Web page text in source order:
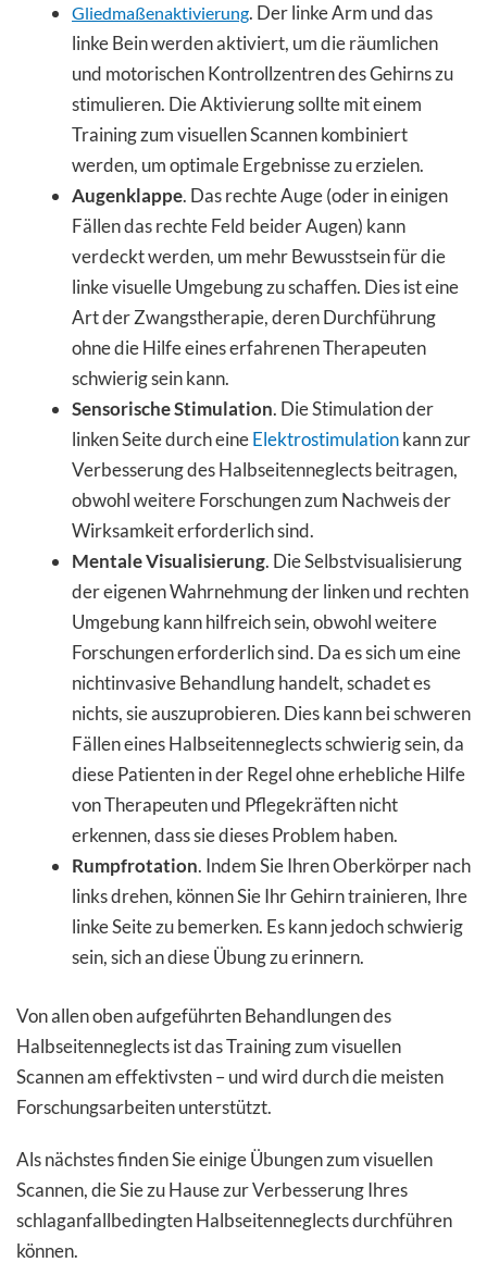
Gliedmaßenaktivierung. Der linke Arm und das
linke Bein werden aktiviert, um die räumlichen
und motorischen Kontrollzentren des Gehirns zu
stimulieren. Die Aktivierung sollte mit einem
Training zum visuellen Scannen kombiniert
werden, um optimale Ergebnisse zu erzielen.
Augenklappe. Das rechte Auge (oder in einigen
Fällen das rechte Feld beider Augen) kann
verdeckt werden, um mehr Bewusstsein für die
linke visuelle Umgebung zu schaffen. Dies ist eine
Art der Zwangstherapie, deren Durchführung
ohne die Hilfe eines erfahrenen Therapeuten
schwierig sein kann.
Sensorische Stimulation. Die Stimulation der
linken Seite durch eineElektrostimulationkann zur
Verbesserung des Halbseitenneglects beitragen,
obwohl weitere Forschungen zum Nachweis der
Wirksamkeit erforderlich sind.
Mentale Visualisierung. Die Selbstvisualisierung
der eigenen Wahrnehmung der linken und rechten
Umgebung kann hilfreich sein, obwohl weitere
Forschungen erforderlich sind. Da es sich um eine
nichtinvasive Behandlung handelt, schadet es
nichts, sie auszuprobieren. Dies kann bei schweren
Fällen eines Halbseitenneglects schwierig sein, da
diese Patienten in der Regel ohne erhebliche Hilfe
von Therapeuten und Pflegekräften nicht
erkennen, dass sie dieses Problem haben.
Rumpfrotation. Indem Sie Ihren Oberkörper nach
links drehen, können Sie Ihr Gehirn trainieren, Ihre
linke Seite zu bemerken. Es kann jedoch schwierig
sein, sich an diese Übung zu erinnern.
Von allen oben aufgeführten Behandlungen des
Halbseitenneglects ist das Training zum visuellen
Scannen am effektivsten – und wird durch die meisten
Forschungsarbeiten unterstützt.
Als nächstes finden Sie einige Übungen zum visuellen
Scannen, die Sie zu Hause zur Verbesserung Ihres
schlaganfallbedingten Halbseitenneglects durchführen
können.